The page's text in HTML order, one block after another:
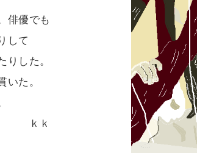
俳優でも
して
りした。
いた。
ｋｋ